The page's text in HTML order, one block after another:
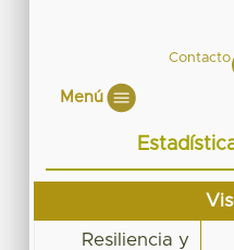
Contacto
Menú
Resiliencia y